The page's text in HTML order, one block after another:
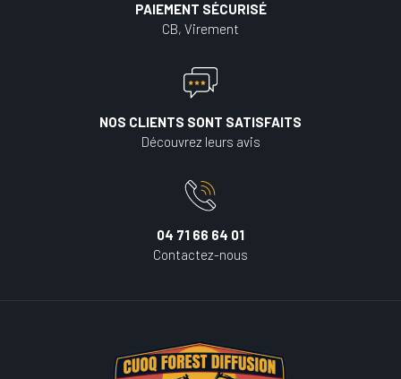
PAIEMENT SÉCURISÉ
CB, Virement
NOS CLIENTS SONT SATISFAITS
Découvrez leurs avis
04 71 66 64 01
Contactez-nous